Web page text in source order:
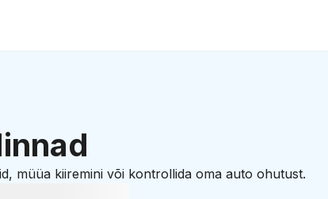
müüa kiiremini või kontrollida oma auto ohutust.